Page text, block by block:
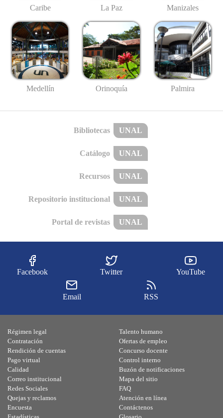
Caribe La Paz Manizales
Medellín Orinoquía Palmira
Bibliotecas UNAL
Catálogo UNAL
Recursos UNAL
Repositorio institucional UNAL
Portal de revistas UNAL
Facebook Twitter YouTube
Email RSS
Régimen legal
Contratación
Rendición de cuentas
Pago virtual
Calidad
Talento humano
Ofertas de empleo
Concurso docente
Control interno
Buzón de notificaciones
Correo institucional
Redes Sociales
Quejas y reclamos
Encuesta
Mapa del sitio
FAQ
Atención en línea
Contáctenos